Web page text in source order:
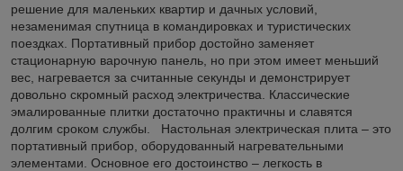
решение для маленьких квартир и дачных условий,
незаменимая спутница в командировках и туристических
поездках. Портативный прибор достойно заменяет
стационарную варочную панель, но при этом имеет меньший
вес, нагревается за считанные секунды и демонстрирует
довольно скромный расход электричества. Классические
эмалированные плитки достаточно практичны и славятся
долгим сроком службы. Настольная электрическая плита – это
портативный прибор, оборудованный нагревательными
элементами. Основное его достоинство – легкость в